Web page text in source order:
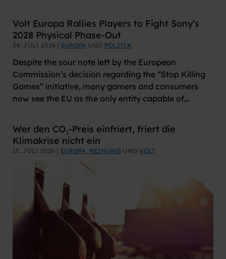
Volt Europa Rallies Players to Fight Sony’s
2028 Physical Phase-Out
24. JULI 2026 | EUROPA UND POLITIK
Despite the sour note left by the European
Commission’s decision regarding the “Stop Killing
Games” initiative, many gamers and consumers
now see the EU as the only entity capable of…
Wer den CO₂-Preis einfriert, friert die
Klimakrise nicht ein
15. JULI 2026 | EUROPA, MEINUNG UND VOLT